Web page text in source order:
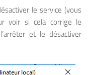
le service (vous
voir si cela corrige le
et le désactiver